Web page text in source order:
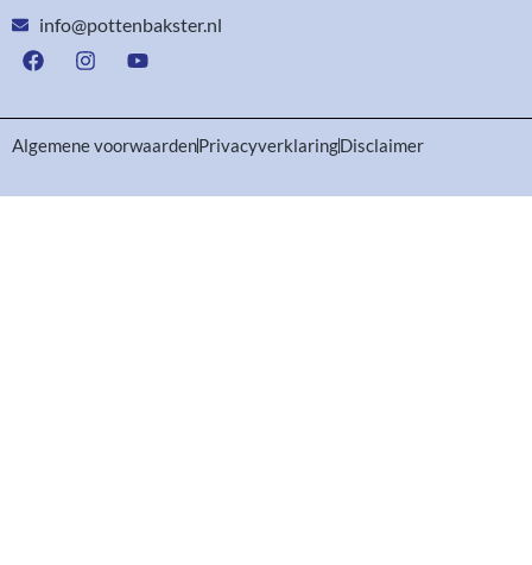
info@pottenbakster.nl
Algemene voorwaardenPrivacyverklaringDisclaimer